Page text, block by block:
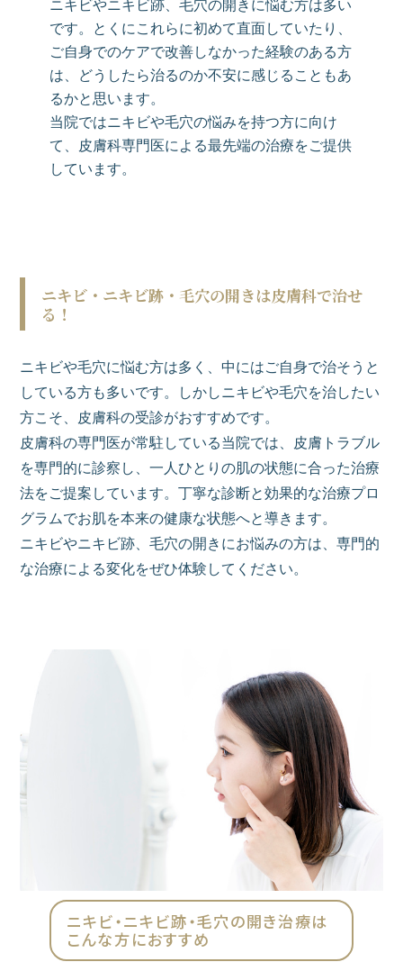
ニキビやニキビ跡、毛穴の開きに悩む方は多い
です。とくにこれらに初めて直面していたり、
ご自身でのケアで改善しなかった経験のある方
は、どうしたら治るのか不安に感じることもあ
るかと思います。
当院ではニキビや毛穴の悩みを持つ方に向け
て、皮膚科専門医による最先端の治療をご提供
しています。
ニキビ・ニキビ跡・毛穴の開きは皮膚科で治せ
る！
ニキビや毛穴に悩む方は多く、中にはご自身で治そうと
している方も多いです。しかしニキビや毛穴を治したい
方こそ、皮膚科の受診がおすすめです。
皮膚科の専門医が常駐している当院では、皮膚トラブル
を専門的に診察し、一人ひとりの肌の状態に合った治療
法をご提案しています。丁寧な診断と効果的な治療プロ
グラムでお肌を本来の健康な状態へと導きます。
ニキビやニキビ跡、毛穴の開きにお悩みの方は、専門的
な治療による変化をぜひ体験してください。
ニキビ・ニキビ跡・毛穴の開き治療は
こんな方におすすめ